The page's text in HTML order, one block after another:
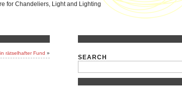
for Chandeliers, Light and Lighting
rätselhafter Fund »
SEARCH